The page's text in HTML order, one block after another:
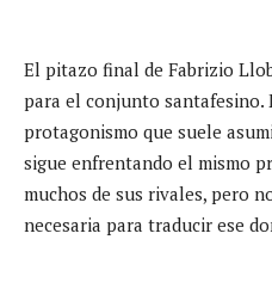
El pitazo final de Fabrizio
para el conjunto santafesino.
protagonismo que suele
sigue enfrentando el mismo
muchos de sus rivales, pero
necesaria para traducir ese